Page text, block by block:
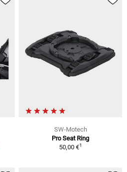
SW-Motech
Pro Seat Ring
50,00 €1